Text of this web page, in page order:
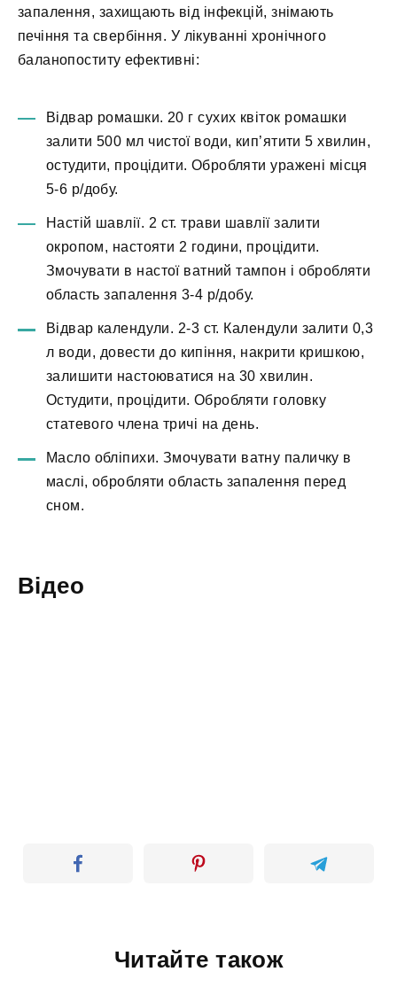
запалення, захищають від інфекцій, знімають
печіння та свербіння. У лікуванні хронічного
баланопоститу ефективні:
Відвар ромашки. 20 г сухих квіток ромашки
залити 500 мл чистої води, кип’ятити 5 хвилин,
остудити, процідити. Обробляти уражені місця
5-6 р/добу.
Настій шавлії. 2 ст. трави шавлії залити
окропом, настояти 2 години, процідити.
Змочувати в настої ватний тампон і обробляти
область запалення 3-4 р/добу.
Відвар календули. 2-3 ст. Календули залити 0,3
л води, довести до кипіння, накрити кришкою,
залишити настоюватися на 30 хвилин.
Остудити, процідити. Обробляти головку
статевого члена тричі на день.
Масло обліпихи. Змочувати ватну паличку в
маслі, обробляти область запалення перед
сном.
Відео
Читайте також